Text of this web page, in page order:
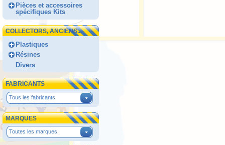
Pièces et accessoires
spécifiques Kits
COLLECTORS, ANCIENS...
Plastiques
Résines
Divers
FABRICANTS
Tous les fabricants
MARQUES
Toutes les marques